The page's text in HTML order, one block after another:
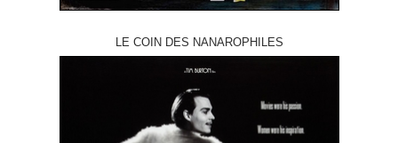
LE COIN DES NANAROPHILES